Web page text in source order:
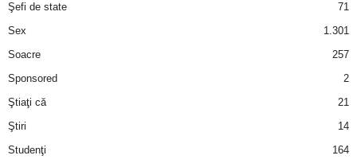
Şefi de state
71
Sex
1.301
Soacre
257
Sponsored
2
Ştiaţi că
21
Ştiri
14
Studenţi
164